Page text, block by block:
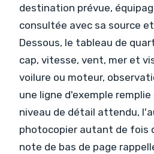
destination prévue,
consultée avec sa source
Dessous, le tableau de
cap, vitesse, vent, mer et
voilure ou moteur,
une ligne d'exemple
niveau de détail attendu,
photocopier autant de fois
note de bas de page